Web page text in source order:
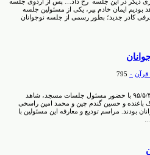
بودیم ایمان خادم پیر، یکی از مسئولین جلسه
کادر جدید؛ بطور رسمی از جلسه نوجوانان
قرآن ۰ 795
اعضاء جلسه نوجوانان در روز شنبه، مورخ۹۵/۵/۳۰ با حضور مسئول جلسات مسجد، شاهد
باغنده و حسین گندم چین و محمد امین راسخی
بودند. مراسم تودیع و معارفه این مسئولین با